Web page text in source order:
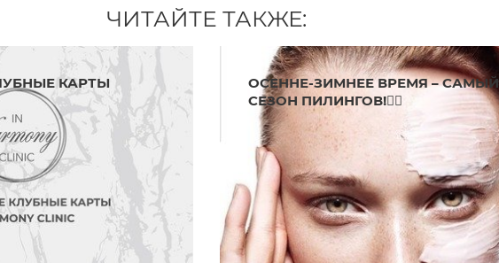
ЧИТАЙТЕ ТАКЖЕ:
КАРТЫ
ОСЕННЕ-ЗИМНЕЕ ВРЕМЯ – САМЫЙ
СЕЗОН ПИЛИНГОВ!☝🏼